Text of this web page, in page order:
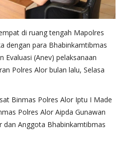
di ruang tengah Mapolres
dengan para Bhabinkamtibmas
Evaluasi (Anev) pelaksanaan
Polres Alor bulan lalu, Selasa
Binmas Polres Alor Iptu I Made
Polres Alor Aipda Gunawan
dan Anggota Bhabinkamtibmas